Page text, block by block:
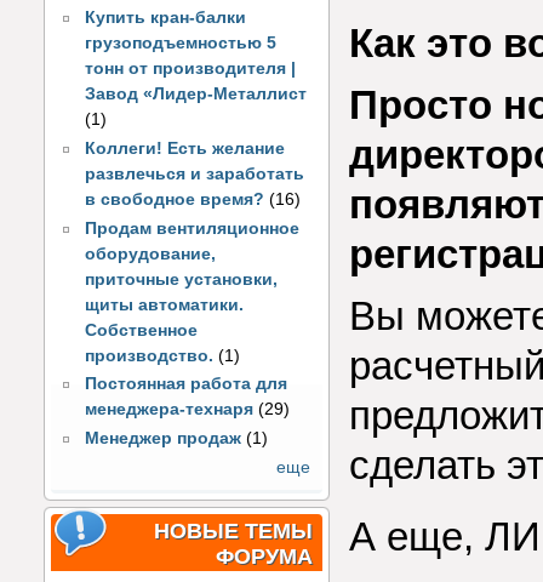
Купить кран-балки
грузоподъемностью 5
тонн от производителя |
Завод «Лидер-Металлист
(1)
Коллеги! Есть желание
развлечься и заработать
в свободное время? (16)
Продам вентиляционное
оборудование,
приточные установки,
щиты автоматики.
Собственное
производство. (1)
Постоянная работа для
менеджера-технаря (29)
Менеджер продаж (1)
еще
НОВЫЕ ТЕМЫ
ФОРУМА
Как это
Просто
Вы
сделать
А еще,